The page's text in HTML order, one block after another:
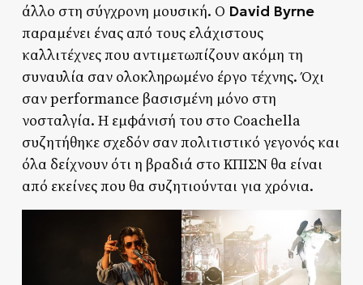
άλλο στη σύγχρονη μουσική. Ο David Byrne
παραμένει ένας από τους ελάχιστους
καλλιτέχνες που αντιμετωπίζουν ακόμη τη
συναυλία σαν ολοκληρωμένο έργο τέχνης. Όχι
σαν performance βασισμένη μόνο στη
νοσταλγία. Η εμφάνισή του στο Coachella
συζητήθηκε σχεδόν σαν πολιτιστικό γεγονός και
όλα δείχνουν ότι η βραδιά στο ΚΠΙΣΝ θα είναι
από εκείνες που θα συζητιούνται για χρόνια.